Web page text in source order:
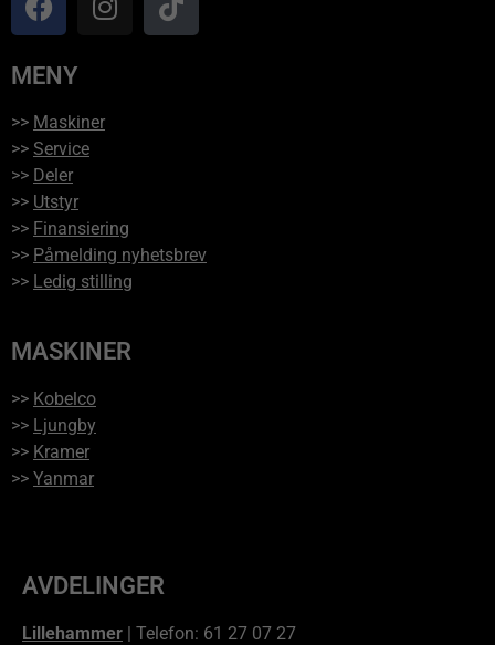
MENY
>> Maskiner
>> Service
>> Deler
>> Utstyr
>> Finansiering
>> Påmelding nyhetsbrev
>> Ledig stilling
MASKINER
>> Kobelco
>> Ljungby
>> Kramer
>> Yanmar
AVDELINGER
Lillehammer | Telefon: 61 27 07 27